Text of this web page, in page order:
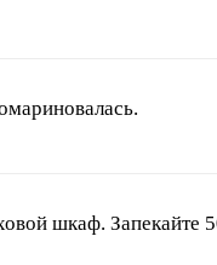
шкаф.